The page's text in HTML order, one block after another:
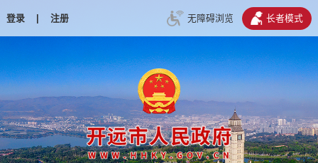
登录 | 注册 无障碍浏览 长者模式